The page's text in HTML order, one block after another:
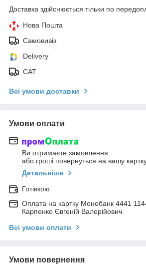
Доставка здійснюється тільки по
Нова Пошта
Самовивіз
Delivery
САТ
Всі умови доставки
Умови оплати
Ви отримаєте замовлення
або гроші повернуться на вашу
Детальніше
Готівкою
Оплата на картку Монобанк 4441
Карпенко Євгеній Валерійович
Всі умови оплати
Умови повернення